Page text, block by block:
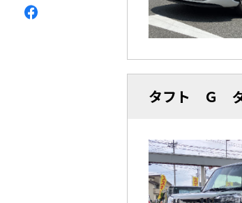
タフト Ｇ ダ